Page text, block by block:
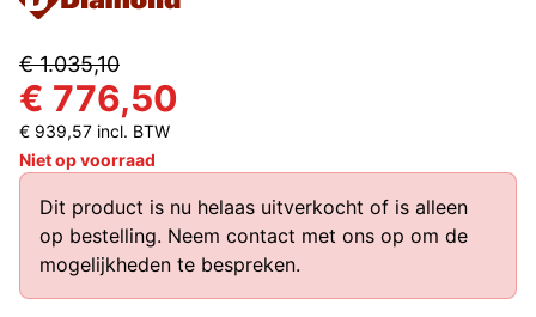
€ 1.035,10
€ 776,50
€ 939,57 incl. BTW
Niet op voorraad
Dit product is nu helaas uitverkocht of is alleen
op bestelling. Neem contact met ons op om de
mogelijkheden te bespreken.